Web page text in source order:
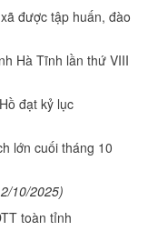
được tập huấn, đào
Hà Tĩnh lần thứ VIII
đạt kỷ lục
lớn cuối tháng 10
10/2025)
toàn tỉnh